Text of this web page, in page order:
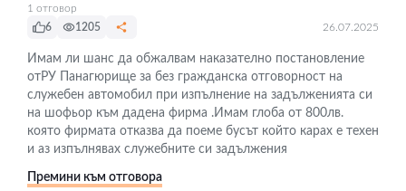
1 отговор
6
1205 26.07.2025
Имам ли шанс да обжалвам наказателно постановление
отРУ Панагюрище за без гражданска отговорност на
служебен автомобил при изпълнение на задълженията си
на шофьор към дадена фирма .Имам глоба от 800лв.
която фирмата отказва да поеме бусът който карах е техен
и аз изпълнявах служебните си задължения
Премини към отговора